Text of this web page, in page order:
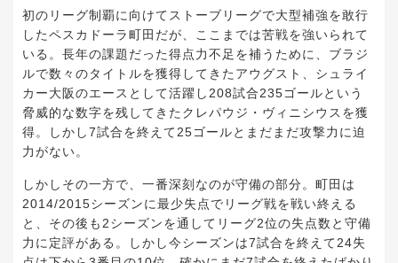
初のリーグ制覇に向けてストーブリーグで大型補強を敢行
したペスカドーラ町田だが、ここまでは苦戦を強いられて
いる。長年の課題だった得点力不足を補うために、ブラジ
ルで数々のタイトルを獲得してきたアウグスト、シュライ
カー大阪のエースとして活躍し208試合235ゴールという
脅威的な数字を残してきたクレパウジ・ヴィニシウスを獲
得。しかし7試合を終えて25ゴールとまだまだ攻撃力に迫
力がない。
しかしその一方で、一番深刻なのが守備の部分。町田は
2014/2015シーズンに最少失点でリーグ戦を戦い終える
と、その後も2シーズンを通してリーグ2位の失点数と守備
力に定評がある。しかし今シーズンは7試合を終えて24失